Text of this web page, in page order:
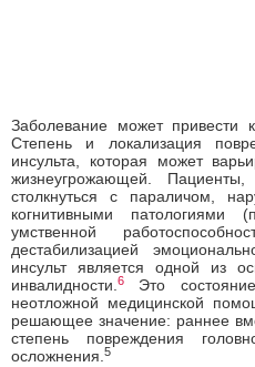
Заболевание может привести
Степень и локализация
инсульта, которая может
жизнеугрожающей.
столкнуться с параличом,
когнитивными патологиями
умственной
дестабилизацией
инсульт является одной из
инвалидности.6
Это
неотложной медицинской
решающее значение: раннее
степень повреждения
осложнения.5